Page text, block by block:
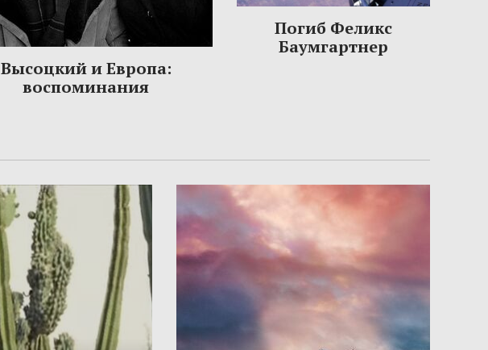
Высоцкий и Европа:
воспоминания
Погиб Феликс
Баумгартнер